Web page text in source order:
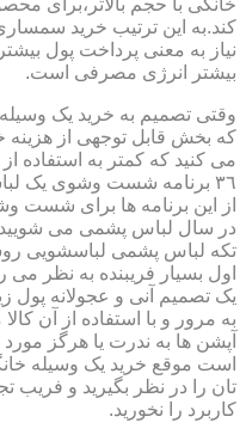
کند.به این ترتیب خرید
نیاز به معنی پرداخت پول
بیشتر انرژی مصرفی است.
وقتی تصمیم به خرید یک
که بخش قابل توجهی از هزینه
می کنید که کمتر به استفاده از
٣٦ برنامه شست وشوی یک
از این برنامه ها برای شست
در سال لباس پشمی می
تکه لباس پشمی لباسشویی
اول بسیار فریبنده به نظر
یک تصمیم آنی و عجولانه پول
به مرور و با استفاده از آن
آپشن ها به ندرت یا هرگز مورد
است موقع خرید یک وسیله
تان را در نظر بگیرید و
کاربرد را نخورید.